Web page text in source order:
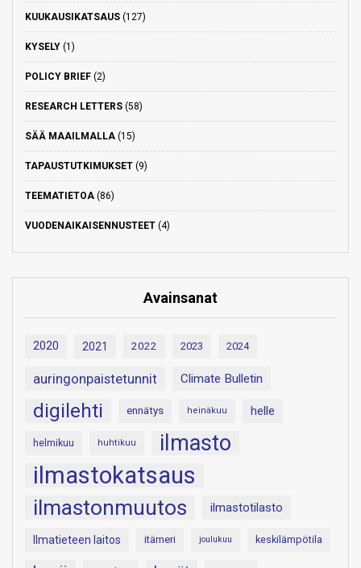
KUUKAUSIKATSAUS (127)
KYSELY (1)
POLICY BRIEF (2)
RESEARCH LETTERS (58)
SÄÄ MAAILMALLA (15)
TAPAUSTUTKIMUKSET (9)
TEEMATIETOA (86)
VUODENAIKAISENNUSTEET (4)
Avainsanat
2020 2021 2022 2023 2024
auringonpaistetunnit Climate Bulletin
digilehti ennätys heinäkuu helle
helmikuu huhtikuu ilmasto
ilmastokatsaus
ilmastonmuutos ilmastotilasto
Ilmatieteen laitos itämeri joulukuu keskilämpötila